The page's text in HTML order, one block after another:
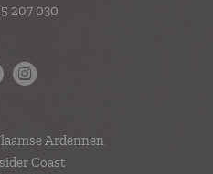
207 030
Ardennen
Coast